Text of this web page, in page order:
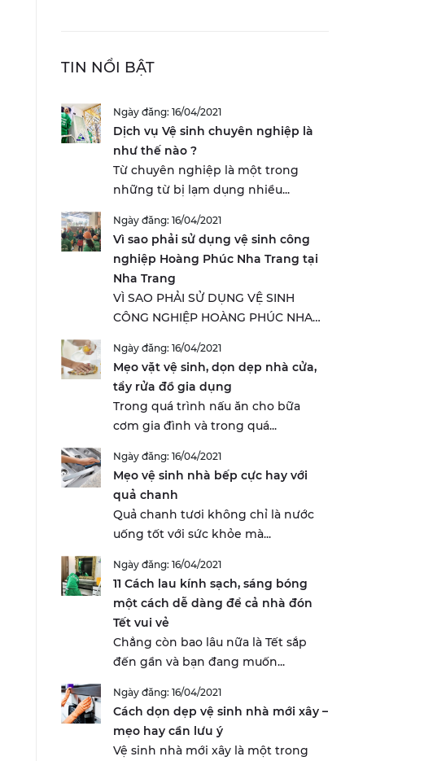
TIN NỔI BẬT
Ngày đăng: 16/04/2021
Dịch vụ Vệ sinh chuyên nghiệp là
như thế nào ?
Từ chuyên nghiệp là một trong
những từ bị lạm dụng nhiều...
Ngày đăng: 16/04/2021
Vì sao phải sử dụng vệ sinh công
nghiệp Hoàng Phúc Nha Trang tại
Nha Trang
VÌ SAO PHẢI SỬ DỤNG VỆ SINH
CÔNG NGHIỆP HOÀNG PHÚC NHA
Ngày đăng: 16/04/2021
Mẹo vặt vệ sinh, dọn dẹp nhà cửa,
tẩy rửa đồ gia dụng
Trong quá trình nấu ăn cho bữa
cơm gia đình và trong quá...
Ngày đăng: 16/04/2021
Mẹo vệ sinh nhà bếp cực hay với
quả chanh
Quả chanh tươi không chỉ là nước
uống tốt với sức khỏe mà...
Ngày đăng: 16/04/2021
11 Cách lau kính sạch, sáng bóng
một cách dễ dàng để cả nhà đón
Tết vui vẻ
Chẳng còn bao lâu nữa là Tết sắp
đến gần và bạn đang muốn...
Ngày đăng: 16/04/2021
Cách dọn dẹp vệ sinh nhà mới xây –
mẹo hay cần lưu ý
Vệ sinh nhà mới xây là một trong